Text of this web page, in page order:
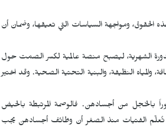
ومواجهة السياسات التي تعيقها، وضمان أن
الدورة الشهرية، ليصبح منصة عالمية لكسر الصمت حول
النظيفة، والبنية التحتية الصحية. وقد اختير
من أجسادهن. فالوصمة المرتبطة بالحيض
تُعلّم الفتيات منذ الصغر أن وظائف أجسادهن يجب